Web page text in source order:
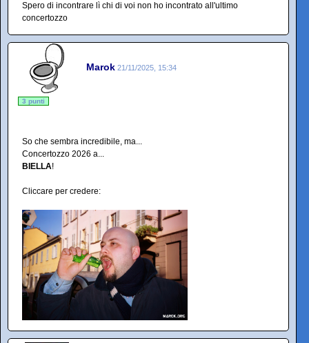
Spero di incontrare lì chi di voi non ho incontrato all'ultimo
concertozzo
Marok 21/11/2025, 15:34
3 punti
So che sembra incredibile, ma...
Concertozzo 2026 a...
BIELLA!
Cliccare per credere: